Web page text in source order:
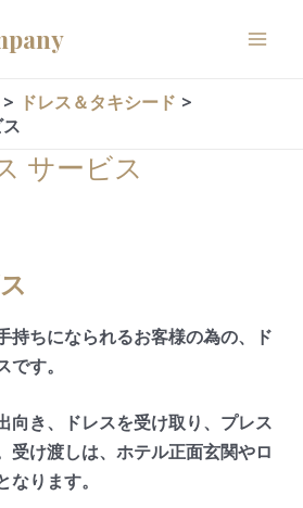
ドレス＆タキシード
サービス
持ちになられるお客様の為の、ド
す。
向き、ドレスを受け取り、プレス
受け渡しは、ホテル正面玄関やロ
なります。